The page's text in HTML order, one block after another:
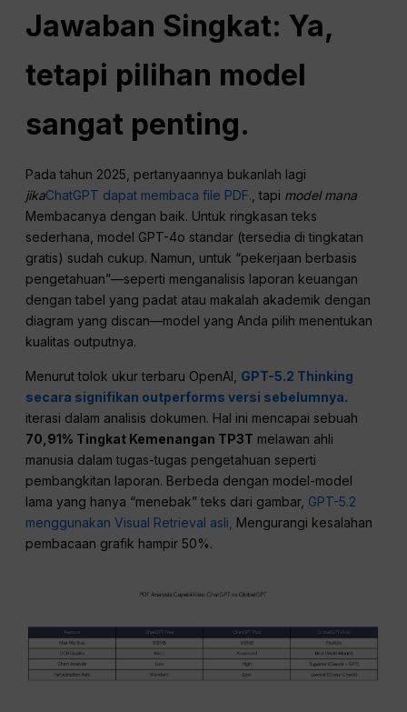
Jawaban Singkat: Ya,
tetapi pilihan model
sangat penting.
Pada tahun 2025, pertanyaannya bukanlah lagi
jikaChatGPT dapat membaca file PDF., tapi model mana
Membacanya dengan baik. Untuk ringkasan teks
sederhana, model GPT-4o standar (tersedia di tingkatan
gratis) sudah cukup. Namun, untuk “pekerjaan berbasis
pengetahuan”—seperti menganalisis laporan keuangan
dengan tabel yang padat atau makalah akademik dengan
diagram yang discan—model yang Anda pilih menentukan
kualitas outputnya.
Menurut tolok ukur terbaru OpenAI, GPT-5.2 Thinking
secara signifikan outperforms versi sebelumnya.
iterasi dalam analisis dokumen. Hal ini mencapai sebuah
70,91% Tingkat Kemenangan TP3T melawan ahli
manusia dalam tugas-tugas pengetahuan seperti
pembangkitan laporan. Berbeda dengan model-model
lama yang hanya “menebak” teks dari gambar, GPT-5.2
menggunakan Visual Retrieval asli, Mengurangi kesalahan
pembacaan grafik hampir 50%.